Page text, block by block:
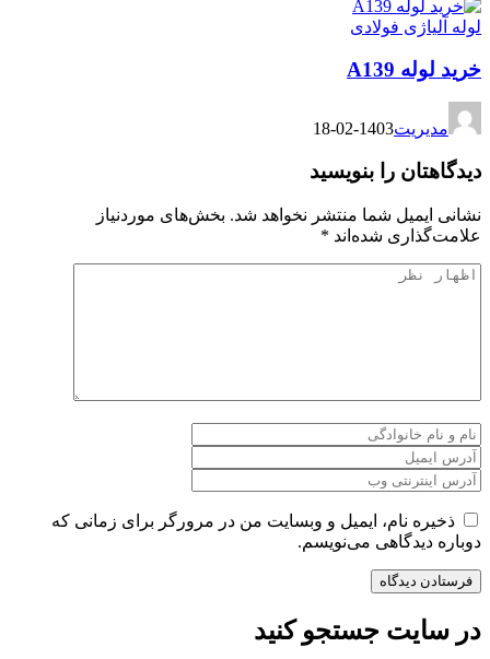
لوله آلیاژی فولادی
خرید لوله A139
مدیریت1403-02-18
دیدگاهتان را بنویسید
نشانی ایمیل شما منتشر نخواهد شد. بخش‌های موردنیاز
علامت‌گذاری شده‌اند *
ذخیره نام، ایمیل و وبسایت من در مرورگر برای زمانی که
دوباره دیدگاهی می‌نویسم.
در سایت جستجو کنید